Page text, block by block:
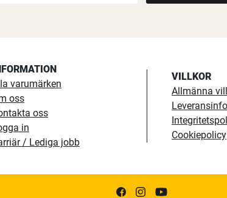
varumärken
oss
oss
in
/ Lediga jobb
VILLKOR
Allmänna
Cookiepolicy